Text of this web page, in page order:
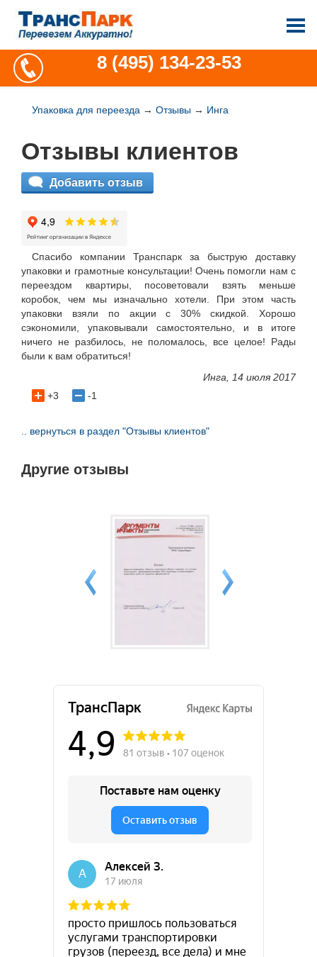
8 (495) 134-23-53
Упаковка для переезда → Отзывы → Инга
Отзывы клиентов
Добавить отзыв
Спасибо компании Транспарк за быструю доставку
упаковки и грамотные консультации! Очень помогли нам с
переездом квартиры, посоветовали взять меньше
коробок, чем мы изначально хотели. При этом часть
упаковки взяли по акции с 30% скидкой. Хорошо
сэкономили, упаковывали самостоятельно, и в итоге
ничего не разбилось, не поломалось, все целое! Рады
были к вам обратиться!
Инга, 14 июля 2017
+3
-1
.. вернуться в раздел "Отзывы клиентов"
Другие отзывы